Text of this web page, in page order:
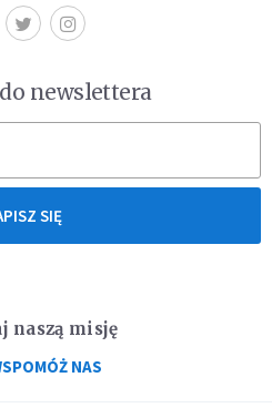
newslettera
SIĘ
naszą misję
NAS